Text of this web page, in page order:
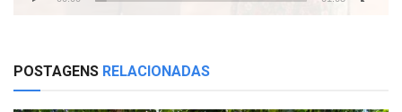
POSTAGENS RELACIONADAS